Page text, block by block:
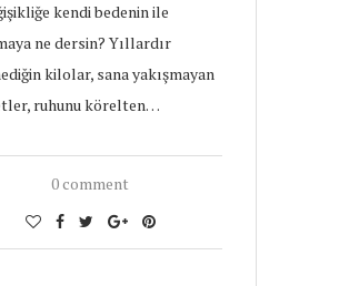
kendi bedenin ile
ne dersin? Yıllardır
kilolar, sana yakışmayan
ruhunu körelten…
0 comment